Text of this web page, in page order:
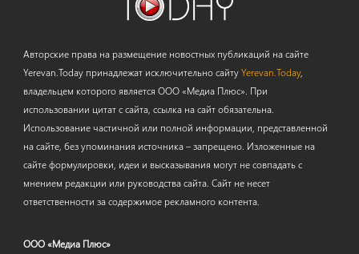
Авторские права на размещение новостных публикаций на сайте
Yerevan.Today принадлежат исключительно сайтуYerevan.Today,
владельцем которого является ООО «Медиа Плюс». При
использовании цитат с сайта, ссылка на сайт обязательна.
Использование частичной или полной информации, представленной
на сайте, без упоминания источника – запрещено. Изложенные на
сайте формулировки, идеи и высказывания могут не совпадать с
мнением редакции или руководства сайта. Сайт не несет
ответственности за содержимое рекламного контента.
ООО «Медиа Плюс»